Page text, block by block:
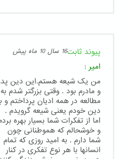
پیوند ثابت16 سال 10 ماه پیش
امیر :
من یک شیعه هستم.این دین
و مادرم بود . وقتی بزرگتر شدم به
مطالعه در همه ادیان پرداختم و
دین خودم یعنی شیعه گرویدم .
اما از تفکرات شما بسیار بهره
و خوشحالم که هموطنانی چون
شما دارم . به امید روزی که تمام
انسانها با هر نوع تفکری در کنار